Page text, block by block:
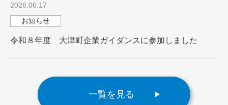
2026.06.17
お知らせ
令和８年度 大津町企業ガイダンスに参加しました
一覧を見る